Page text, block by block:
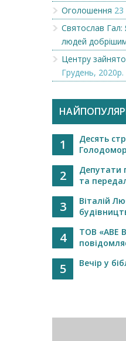
Оголошення 23
Святослав
людей
Центру
Грудень, 2020р.
1
Десять
2
Депутати
та
3
Віталій
4
ТОВ «АВЕ
5 Вечір у